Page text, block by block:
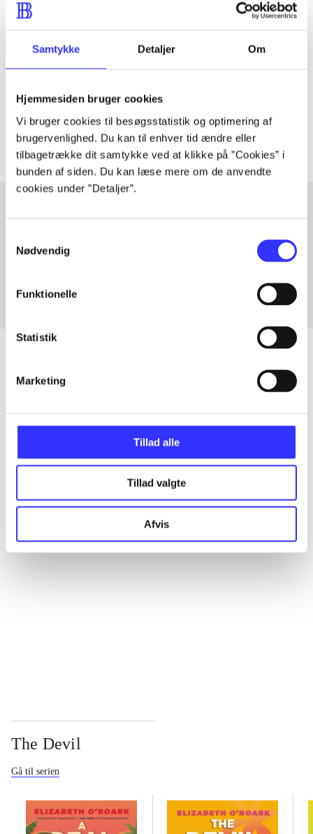
Samtykke Detaljer Om
Hjemmesiden bruger cookies
Vi bruger cookies til besøgsstatistik og optimering af
brugervenlighed. Du kan til enhver tid ændre eller
tilbagetrække dit samtykke ved at klikke på ”Cookies” i
bunden af siden. Du kan læse mere om de anvendte
cookies under ”Detaljer”.
Nødvendig
Funktionelle
Statistik
Marketing
Tillad alle
Tillad valgte
Afvis
Tidsskrift
Tidsskrift
Artiklerne ihandler ofte om
Fra
...
...
The Devil
Gå til serien